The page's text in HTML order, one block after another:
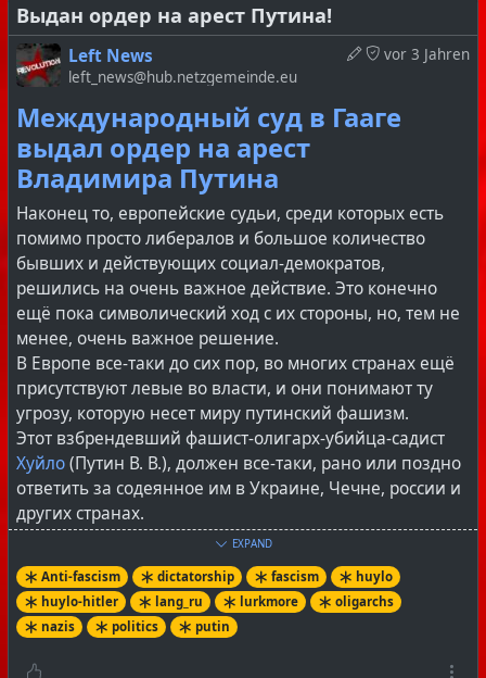
просто фарс и цирк. А участие в этом безобразии не
только недопустимо, но ещё и крайне вредно, т. к. все
что нужно власти на этих псевдо "выборах" - это
нагнать явку и показать якобы активное участие в
них народа. Большевики участвовали в выборах, но
только тогда, когда был хоть какой то шанс
превратить их в политическую трибуну, и был хоть
какой то допуск независимых кандидатов, которого
сейчас точно не будет. В 1906 году, когда выборы
были, может немного меньшим фарсом чем сейчас, но
все таки тоже ничего не решали, большевики
выступали за бойкот выборов. Любое участие в том
безобразии, которое состоится в марте этого года,
можно расценивать как предательство и
пособничество фашистскому режиму путина, т. к. это
игра в заведомо выигрышную для фашисткой власти
игру по ее правилам. К счастью, интереса у населения
к этим псевдо "выборам" путина нет, по последним
опросам, этими т. н. "выборами" интересуется только
1% населения.
Но все-таки, стоит отдать должное храбрости и
мужеству Тяжкуна, за то что он, оставаясь в россии,
позволяет себе такую открытую критику власти.
https://youtube.com/live/vsUYvCk-xFQ?si=9PM2d-
GYjbfpSyzK
___________________________________________
Оставить комментарий, а так же подписаться на этот
Выдан ордер на арест Путина!
vor 3 Jahren
Left News
left_news@hub.netzgemeinde.eu
Международный суд в Гааге
выдал ордер на арест
Владимира Путина
Наконец то, европейские судьи, среди которых есть
помимо просто либералов и большое количество
бывших и действующих социал-демократов,
решились на очень важное действие. Это конечно
ещё пока символический ход с их стороны, но, тем не
менее, очень важное решение.
В Европе все-таки до сих пор, во многих странах ещё
присутствуют левые во власти, и они понимают ту
угрозу, которую несет миру путинский фашизм.
Этот взбрендевший фашист-олигарх-убийца-садист
Хуйло(Путин В. В.), должен все-таки, рано или поздно
ответить за содеянное им в Украине, Чечне, россии и
других странах.
_____________________________________________
Оставить комментарий, а так же подписаться на этот
канал вHubzilla, можно зарегистрировавшись в
Fediverse (при этом не забываем про Tor, VPN и другие
правила безопасности).
EXPAND
Anti-fascism dictatorship fascism
huylo
huylo-hitler
lang_ru lurkmore
oligarchs
nazis
politics putin